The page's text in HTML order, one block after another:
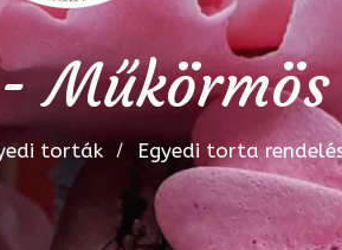
torták Egyedi torta